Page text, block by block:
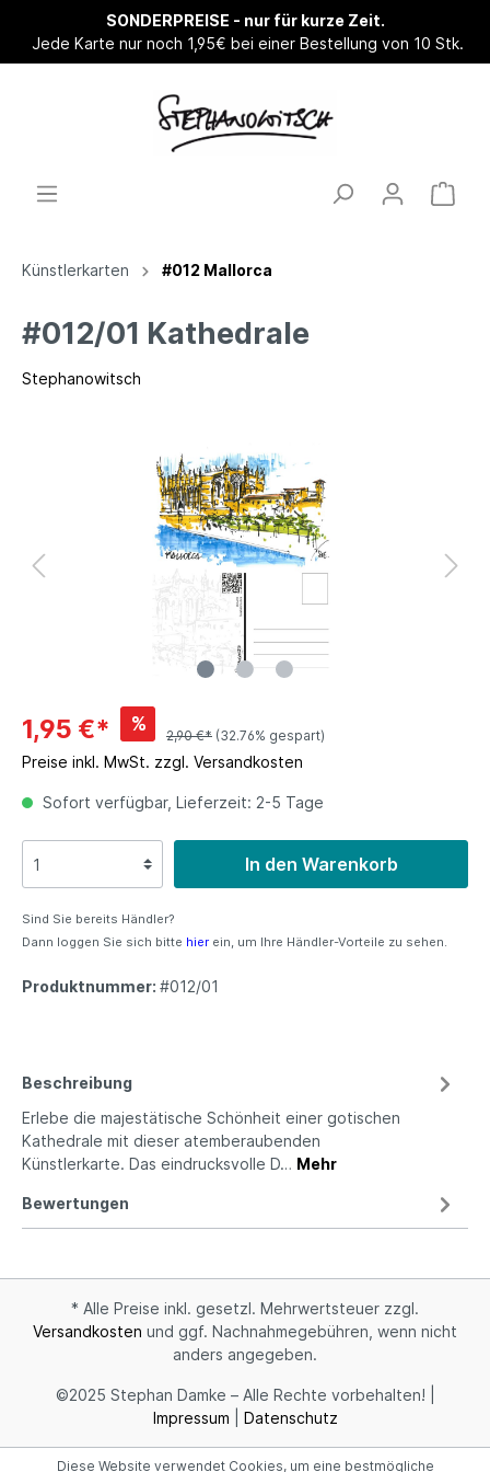
SONDERPREISE - nur für kurze Zeit.
Jede Karte nur noch 1,95€ bei einer Bestellung von 10 Stk.
Künstlerkarten #012 Mallorca
#012/01 Kathedrale
Stephanowitsch
1,95 €* %
2,90 €* (32.76% gespart)
Preise inkl. MwSt. zzgl. Versandkosten
Sofort verfügbar, Lieferzeit: 2-5 Tage
In den Warenkorb
Sind Sie bereits Händler?
Dann loggen Sie sich bitte hier ein, um Ihre Händler-Vorteile zu sehen.
Produktnummer: #012/01
Beschreibung
Erlebe die majestätische Schönheit einer gotischen
Kathedrale mit dieser atemberaubenden
Künstlerkarte. Das eindrucksvolle D… Mehr
Bewertungen
* Alle Preise inkl. gesetzl. Mehrwertsteuer zzgl.
Versandkosten und ggf. Nachnahmegebühren, wenn nicht
anders angegeben.
©2025 Stephan Damke – Alle Rechte vorbehalten! |
Impressum
Datenschutz
Diese Website verwendet Cookies, um eine bestmögliche